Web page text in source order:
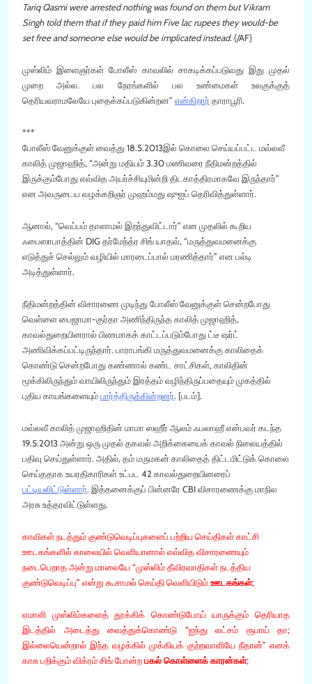
Tariq Qasmi were arrested nothing was found on them but Vikram
Singh told them that if they paid him Five lac rupees they would-be
set free and someone else would be implicated instead.{/AF}
முஸ்லிம் இளைஞர்கள் போலீஸ் காவலில் சாகடிக்கப்படுவது இது முதல்
முறை அல்ல. பல நேரங்களில் பல உண்மைகள் உலகுக்குத்
தெரியவராமலேயே புதைக்கப்படுகின்றன” என்கிறார் தாராபூரி.
***
போலீஸ் வேனுக்குள் வைத்து 18.5.2013இல் கொலை செய்யப்பட்ட மவ்லவீ
காலித் முஜாஹித், “அன்று மதியம் 3.30 மணிவரை நீதிமன்றத்தில்
இருக்கும்போது எவ்வித அயர்ச்சியுமின்றி திடகாத்திரமாகவே இருந்தார்”
என அவருடைய வழக்கறிஞர் முஹம்மது ஷுஐப் தெரிவித்துள்ளார்.
ஆனால், “வெப்பம் தாளாமல் இறந்துவிட்டார்” என முதலில் கூறிய
ஃபைஸாபாத்தின் DIG தர்மேந்த்ர சிங் யாதவ், “மருத்துவமனைக்கு
எடுத்துச் செல்லும் வழியில் மாரடைப்பால் மரணித்தார்” என பல்டி
அடித்துள்ளார்.
நீதிமன்றத்தின் விசாரணை முடிந்து போலீஸ் வேனுக்குள் சென்றபோது
வெள்ளை பைஜாமா-குர்தா அணிந்திருந்த காலித் முஜாஹித்,
காவல்துறையினரால் பிணமாகக் காட்டப்படும்போது ட்டீ ஷர்ட்
அணிவிக்கப்பட்டிருந்தார். பாராபங்கி மருத்துவமனைக்கு காலிதைக்
கொண்டு சென்றபோது கண்ணால் கண்ட சாட்சிகள், காலிதின்
மூக்கிலிருந்தும் வாயிலிருந்தும் இரத்தம் வழிந்திருப்பதையும் முகத்தில்
புதிய காயங்களையும்பார்த்திருக்கின்றனர். [படம்].
மவ்லவீ காலித் முஜாஹிதின் மாமா ஸஹீர் ஆலம் ஃபலாஹீ என்பவர் கடந்த
19.5.2013 அன்று ஒரு முதல் தகவல் அறிக்கையைக் காவல் நிலையத்தில்
பதிவு செய்துள்ளார். அதில், தம் மருமகன் காலிதைத் திட்டமிட்டுக் கொலை
செய்ததாக உயரதிகாரிகள் உட்பட 42 காவல்துறையினரைப்
பட்டியலிட்டுள்ளார். இத்தனைக்குப் பின்னரே CBI விசாரணைக்கு மாநில
அரசு உத்தரவிட்டுள்ளது.
காவிகள் நடத்தும் குண்டுவெடிப்புகளைப் பற்றிய செய்திகள் காட்சி
ஊடகங்களில் காலையில் வெளியானால் எவ்வித விசாரணையும்
நடைபெறாத அன்று மாலையே “முஸ்லிம் தீவிரவாதிகள் நடத்திய
குண்டுவெடிப்பு” என்று கூசாமல் செய்தி வெளியிடும்ஊடகங்கள்;
ஏமாளி முஸ்லிம்களைத் தூக்கிக் கொண்டுபோய் யாருக்கும் தெரியாத
இடத்தில் அடைத்து வைத்துக்கொண்டு “ஐந்து லட்சம் ரூபாய் தா;
இல்லையென்றால் இந்த வழக்கில் முக்கியக் குற்றவாளியே நீதான்” எனக்
காசு பறிக்கும் விக்ரம் சிங் போன்றபகல் கொள்ளைக் காரன்கள்;